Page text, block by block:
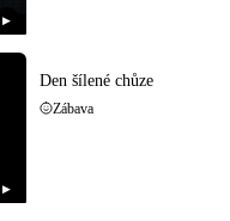
▶
▶
Den šílené chůze
Zábava